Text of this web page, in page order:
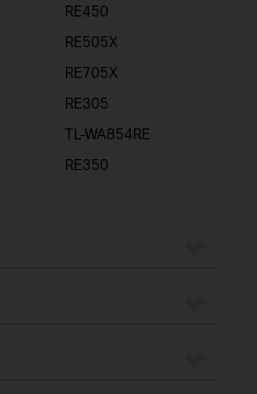
RE450
RE505X
RE705X
RE305
TL-WA854RE
RE350